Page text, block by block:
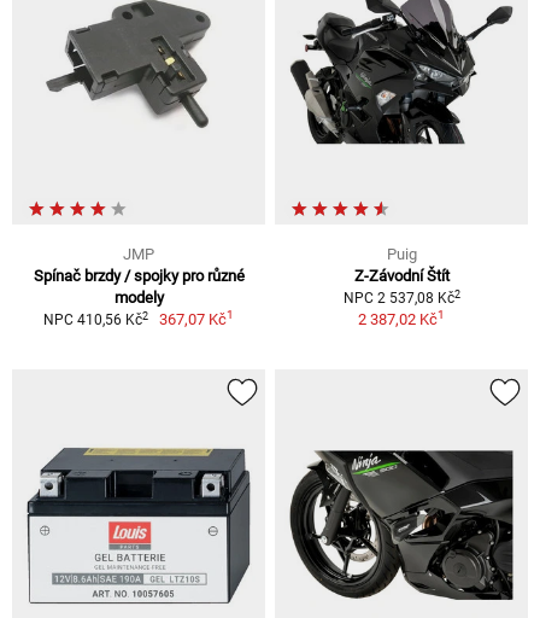
JMP
Spínač brzdy / spojky pro různé
modely
NPC 410,56 Kč2 367,07 Kč1
Puig
Z-Závodní Štít
NPC 2 537,08 Kč2
2 387,02 Kč1